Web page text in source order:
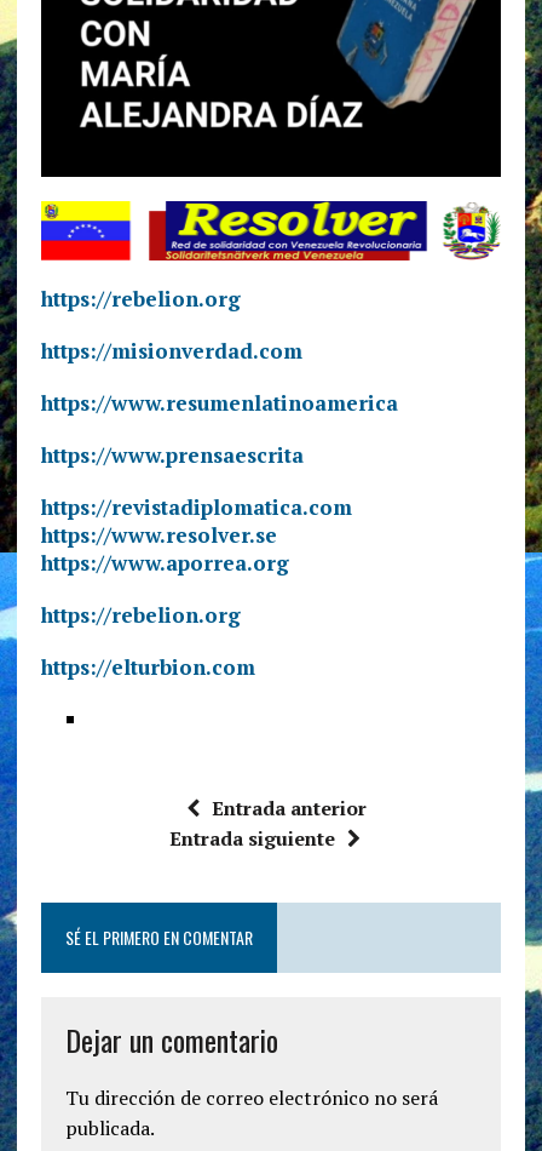
https://rebelion.org
https://misionverdad.com
https://www.resumenlatinoamerica
https://www.prensaescrita
https://revistadiplomatica.com
https://www.resolver.se
https://www.aporrea.org
https://rebelion.org
https://elturbion.com
Entrada anterior
Entrada siguiente
SÉ EL PRIMERO EN COMENTAR
Dejar un comentario
Tu dirección de correo electrónico no será
publicada.